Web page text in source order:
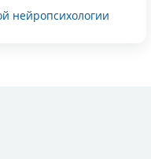
нейропсихологии